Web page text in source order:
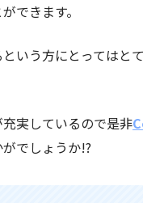
できます。
いう方にとってはと
実しているので是非
でしょうか!?